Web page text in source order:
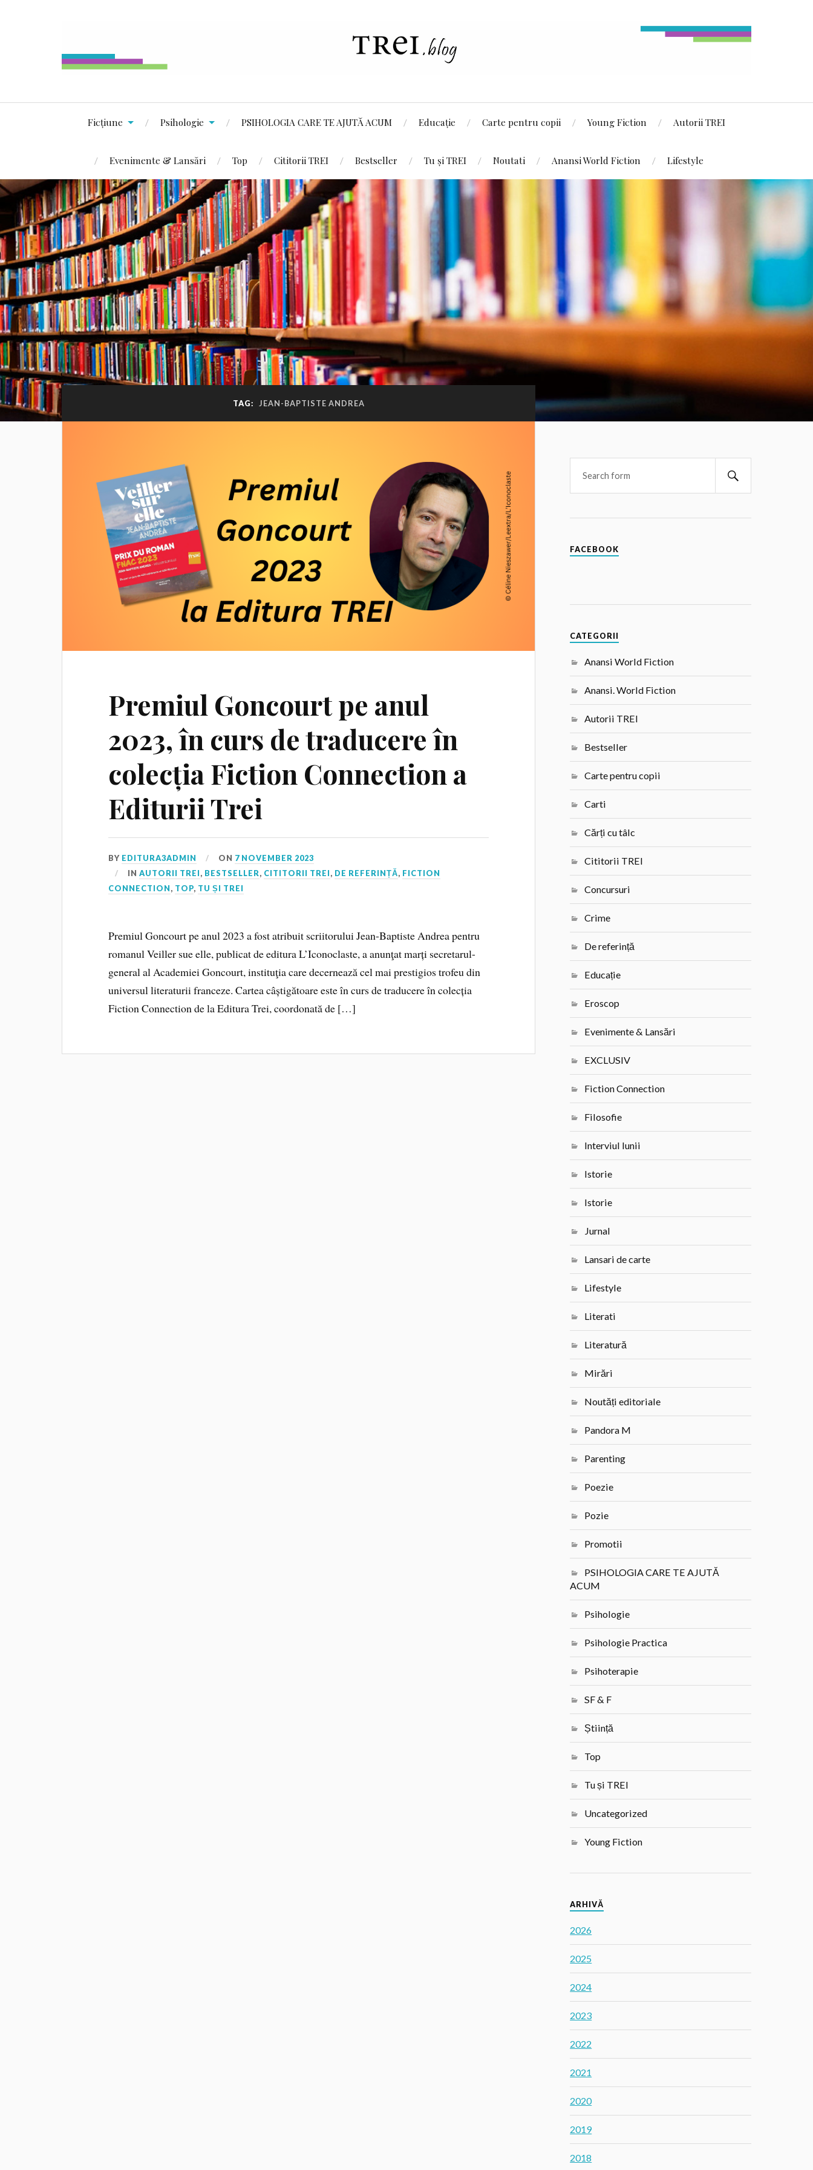
Ficțiune Psihologie PSIHOLOGIA CARE TE AJUTĂ ACUM Educație Carte pentru copii Young Fiction Autorii TREI
Evenimente & Lansări Top Cititorii TREI Bestseller Tu și TREI Noutati Anansi World Fiction Lifestyle
TAG: JEAN-BAPTISTE ANDREA
Premiul Goncourt pe anul
2023, în curs de traducere în
colecția Fiction Connection a
Editurii Trei
BY EDITURA3ADMIN ON 7 NOVEMBER 2023
INAUTORII TREI, BESTSELLER, CITITORII TREI, DE REFERINȚĂ, FICTION
CONNECTION, TOP, TU ȘI TREI
Premiul Goncourt pe anul 2023 a fost atribuit scriitorului Jean-Baptiste Andrea pentru
romanul Veiller sue elle, publicat de editura L’Iconoclaste, a anunţat marți secretarul-
general al Academiei Goncourt, instituţia care decernează cel mai prestigios trofeu din
universul literaturii franceze. Cartea câștigătoare este în curs de traducere în colecția
Fiction Connection de la Editura Trei, coordonată de […]
FACEBOOK
CATEGORII
Anansi World Fiction
Anansi. World Fiction
Autorii TREI
Bestseller
Carte pentru copii
Carti
Cărți cu tâlc
Cititorii TREI
Concursuri
Crime
De referință
Educație
Eroscop
Evenimente & Lansări
EXCLUSIV
Fiction Connection
Filosofie
Interviul lunii
Istorie
Istorie
Jurnal
Lansari de carte
Lifestyle
Literati
Literatură
Mirări
Noutăți editoriale
Pandora M
Parenting
Poezie
Pozie
Promotii
PSIHOLOGIA CARE TE AJUTĂ
ACUM
Psihologie
Psihologie Practica
Psihoterapie
SF & F
Știință
Top
Tu și TREI
Uncategorized
Young Fiction
ARHIVĂ
2026
2025
2024
2023
2022
2021
2020
2019
2018